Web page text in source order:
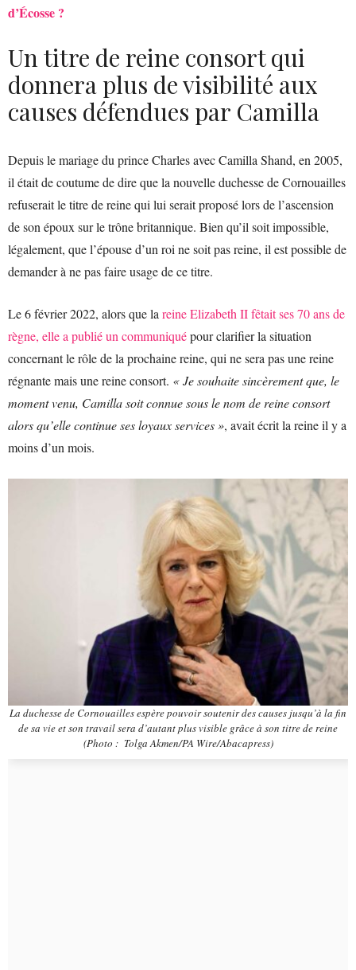
d’Écosse ?
Un titre de reine consort qui
donnera plus de visibilité aux
causes défendues par Camilla
Depuis le mariage du prince Charles avec Camilla Shand, en 2005,
il était de coutume de dire que la nouvelle duchesse de Cornouailles
refuserait le titre de reine qui lui serait proposé lors de l’ascension
de son époux sur le trône britannique. Bien qu’il soit impossible,
légalement, que l’épouse d’un roi ne soit pas reine, il est possible de
demander à ne pas faire usage de ce titre.
Le 6 février 2022, alors que la reine Elizabeth II fêtait ses 70 ans de
règne, elle a publié un communiquépour clarifier la situation
concernant le rôle de la prochaine reine, qui ne sera pas une reine
régnante mais une reine consort. « Je souhaite sincèrement que, le
moment venu, Camilla soit connue sous le nom de reine consort
alors qu’elle continue ses loyaux services », avait écrit la reine il y a
moins d’un mois.
La duchesse de Cornouailles espère pouvoir soutenir des causes jusqu’à la fin
de sa vie et son travail sera d’autant plus visible grâce à son titre de reine
(Photo : Tolga Akmen/PA Wire/Abacapress)